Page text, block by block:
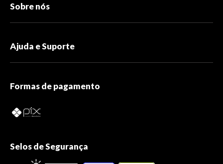
Sobre nós
Ajuda e Suporte
Formas de pagamento
Selos de Segurança